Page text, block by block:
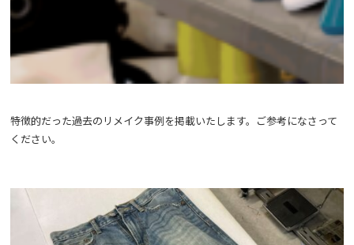
特徴的だった過去のリメイク事例を掲載いたします。ご参考になさって
ください。